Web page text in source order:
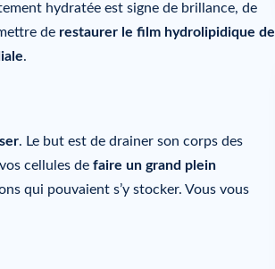
hydratée est signe de brillance, de
de restaurer le film hydrolipidique de
.
. Le but est de drainer son corps des
cellules de faire un grand plein
qui pouvaient s’y stocker. Vous vous